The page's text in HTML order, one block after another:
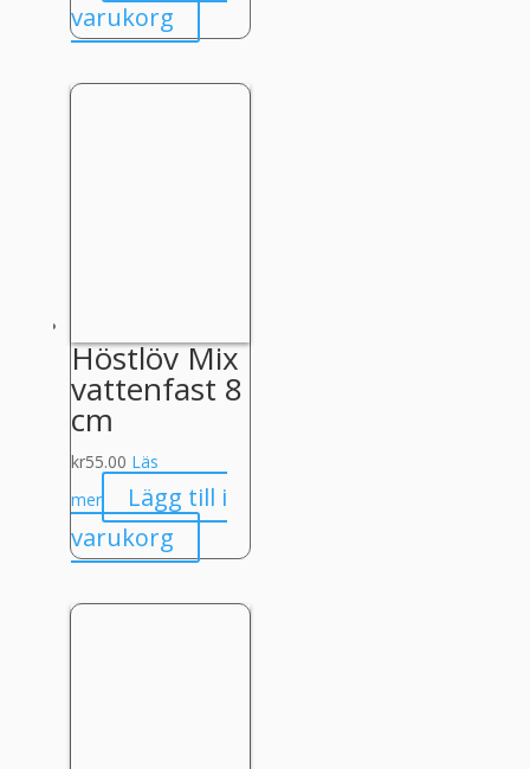
varukorg
Höstlöv Mix
vattenfast 8
cm
kr55.00 Läs
mer
Lägg till i
varukorg